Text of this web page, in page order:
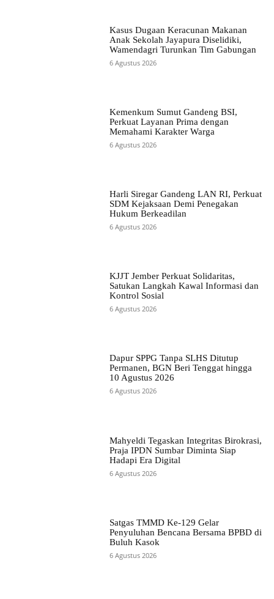
Kasus Dugaan Keracunan Makanan
Anak Sekolah Jayapura Diselidiki,
Wamendagri Turunkan Tim Gabungan
6 Agustus 2026
Kemenkum Sumut Gandeng BSI,
Perkuat Layanan Prima dengan
Memahami Karakter Warga
6 Agustus 2026
Harli Siregar Gandeng LAN RI, Perkuat
SDM Kejaksaan Demi Penegakan
Hukum Berkeadilan
6 Agustus 2026
KJJT Jember Perkuat Solidaritas,
Satukan Langkah Kawal Informasi dan
Kontrol Sosial
6 Agustus 2026
Dapur SPPG Tanpa SLHS Ditutup
Permanen, BGN Beri Tenggat hingga
10 Agustus 2026
6 Agustus 2026
Mahyeldi Tegaskan Integritas Birokrasi,
Praja IPDN Sumbar Diminta Siap
Hadapi Era Digital
6 Agustus 2026
Satgas TMMD Ke-129 Gelar
Penyuluhan Bencana Bersama BPBD di
Buluh Kasok
6 Agustus 2026